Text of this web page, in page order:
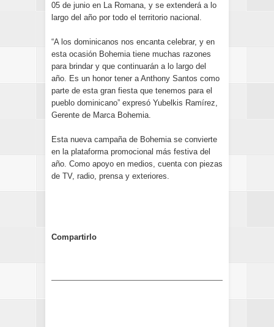
05 de junio en La Romana, y se extenderá a lo
largo del año por todo el territorio nacional.
“A los dominicanos nos encanta celebrar, y en
esta ocasión Bohemia tiene muchas razones
para brindar y que continuarán a lo largo del
año. Es un honor tener a Anthony Santos como
parte de esta gran fiesta que tenemos para el
pueblo dominicano” expresó Yubelkis Ramírez,
Gerente de Marca Bohemia.
Esta nueva campaña de Bohemia se convierte
en la plataforma promocional más festiva del
año. Como apoyo en medios, cuenta con piezas
de TV, radio, prensa y exteriores.
Compartirlo